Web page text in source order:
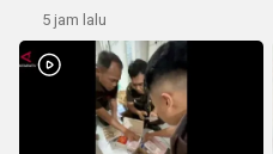
5 jam lalu